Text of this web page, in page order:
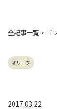
全記事一覧 > 『
オリーブ
2017.03.22